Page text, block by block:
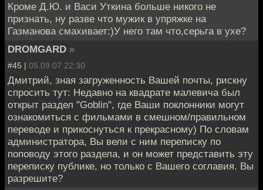
Кроме Д.Ю. и Васи Уткина больше никого не
признать, ну разве что мужик в упряжке на
Газманова смахивает:)У него там что,серьга в ухе?
DROMGARD »
#45 | 05.09.07 22:30
Дмитрий, зная загруженность Вашей почты, рискну
спросить тут: Недавно на квадрате малевича был
открыт раздел "Goblin", где Ваши поклонники могут
ознакомиться с фильмами в смешном/правильном
переводе и прикоснуться к прекрасному) По словам
администратора, Вы вели с ним переписку по
поповоду этого раздела, и он может представить эту
переписку публике, но только с Вашего соглавия. Вы
разрешите?